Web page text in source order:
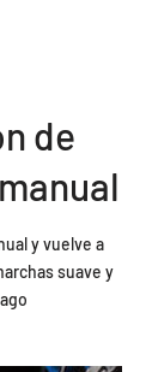
de
y vuelve a
suave y